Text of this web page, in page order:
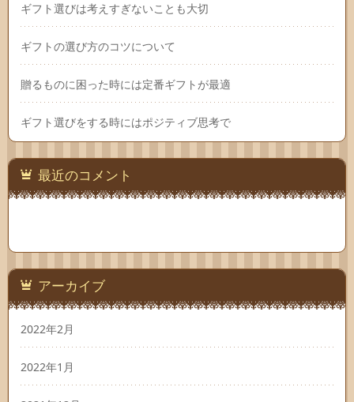
ギフト選びは考えすぎないことも大切
ギフトの選び方のコツについて
贈るものに困った時には定番ギフトが最適
ギフト選びをする時にはポジティブ思考で
最近のコメント
アーカイブ
2022年2月
2022年1月